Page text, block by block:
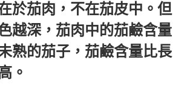
於茄肉，不在茄皮中。但
越深，茄肉中的茄鹼含量
熟的茄子，茄鹼含量比長
。